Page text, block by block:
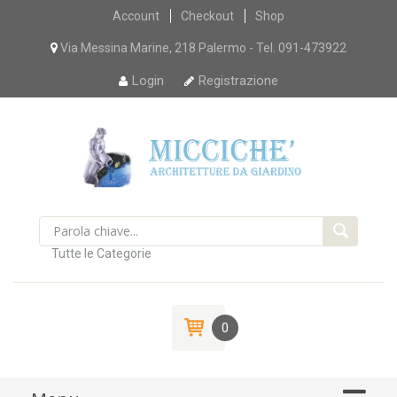
Skip
content
Account Checkout Shop
Via Messina Marine, 218 Palermo - Tel. 091-473922
Login Registrazione
Tutte le Categorie
0